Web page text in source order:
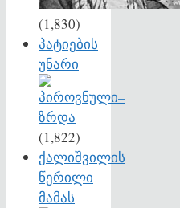
(1,830)
პატიების
უნარი
(1,822)
ქალიშვილის
წერილი
მამას